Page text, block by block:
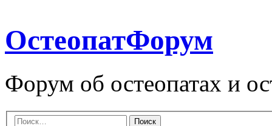
ОстеопатФорум
Форум об остеопатах и